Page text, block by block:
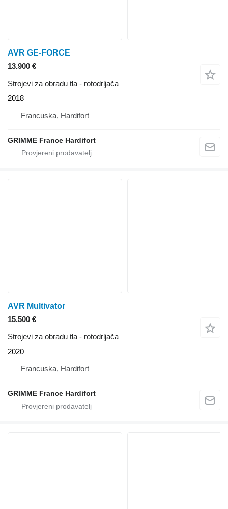
AVR GE-FORCE
13.900 €
Strojevi za obradu tla - rotodrljača
2018
Francuska, Hardifort
GRIMME France Hardifort
AVR Multivator
15.500 €
Strojevi za obradu tla - rotodrljača
2020
Francuska, Hardifort
GRIMME France Hardifort